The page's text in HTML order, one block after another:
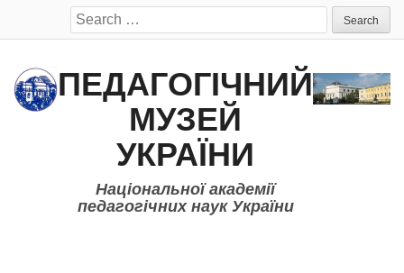
Search
for:
ПЕДАГОГІЧНИЙ
МУЗЕЙ
УКРАЇНИ
Національної академії
педагогічних наук України